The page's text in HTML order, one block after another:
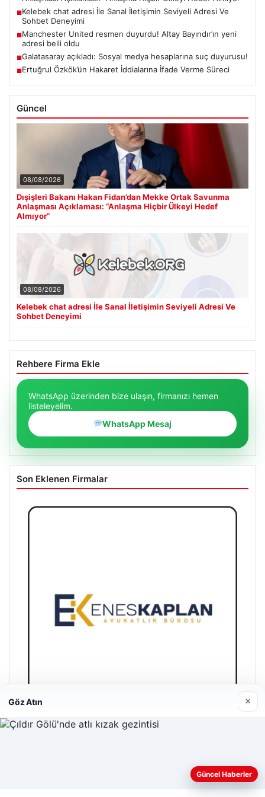
■Kelebek chat adresi İle Sanal İletişimin Seviyeli Adresi Ve
Sohbet Deneyimi
■Manchester United resmen duyurdu! Altay Bayındır’ın yeni
adresi belli oldu
■Galatasaray açıkladı: Sosyal medya hesaplarına suç duyurusu!
■Ertuğrul Özkök’ün Hakaret İddialarına İfade Verme Süreci
Güncel
08/08/2026
Dışişleri Bakanı Hakan Fidan’dan Mekke Ortak Savunma
Anlaşması Açıklaması: “Anlaşma Hiçbir Ülkeyi Hedef
Almıyor”
08/08/2026
Kelebek chat adresi İle Sanal İletişimin Seviyeli Adresi Ve
Sohbet Deneyimi
Rehbere Firma Ekle
WhatsApp üzerinden bize ulaşın, firmanızı hemen
listeleyelim.
WhatsApp Mesaj
Son Eklenen Firmalar
Web sitemizi nasıl kullandığınızı daha iyi anlayabilmek,
deneyiminizi kişiselleştirmek ve geliştirmek amacıyla çerezler
Göz Atın ×
Güncel Haberler